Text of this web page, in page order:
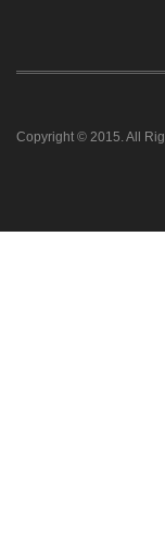
Copyright © 2015. All